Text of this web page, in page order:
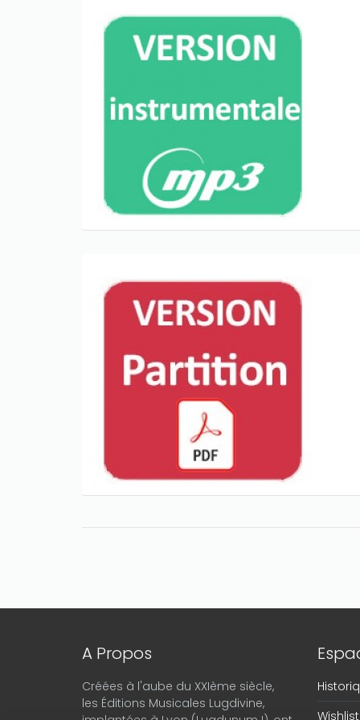
A Propos
Créées à l'aube du XXIème siècle,
les Éditions Musicales Lugdivine,
Wishlist